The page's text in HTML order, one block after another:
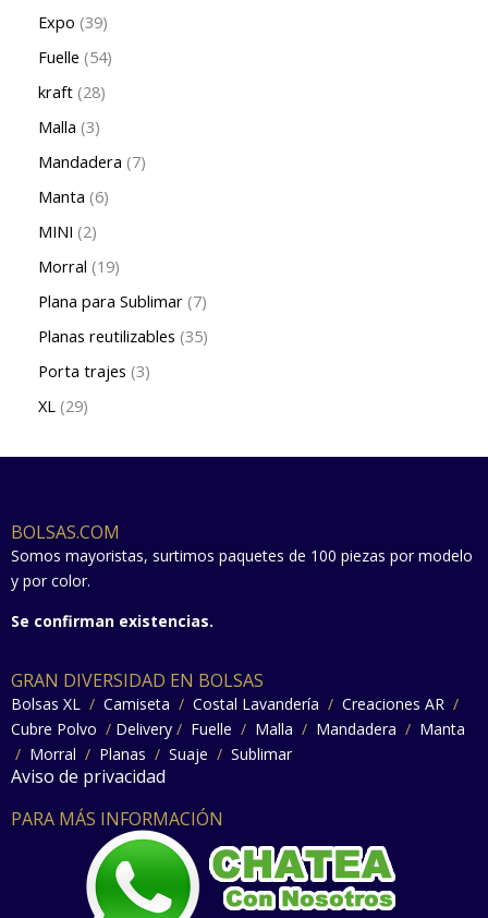
Expo 39
Fuelle 54
kraft 28
Malla 3
Mandadera 7
Manta 6
MINI 2
Morral 19
Plana para Sublimar 7
Planas reutilizables 35
Porta trajes 3
XL 29
BOLSAS.COM
Somos mayoristas, surtimos paquetes de 100 piezas por modelo
y por color.
Se confirman existencias.
GRAN DIVERSIDAD EN BOLSAS
Bolsas XL / Camiseta / Costal Lavandería / Creaciones AR /
Cubre Polvo / Delivery / Fuelle / Malla / Mandadera / Manta
/ Morral / Planas / Suaje / Sublimar
Aviso de privacidad
PARA MÁS INFORMACIÓN